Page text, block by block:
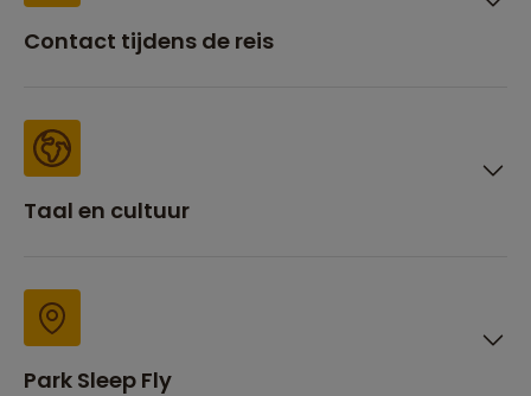
Contact tijdens de reis
Taal en cultuur
Park Sleep Fly